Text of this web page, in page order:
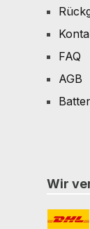
FAQ
AGB
Wir